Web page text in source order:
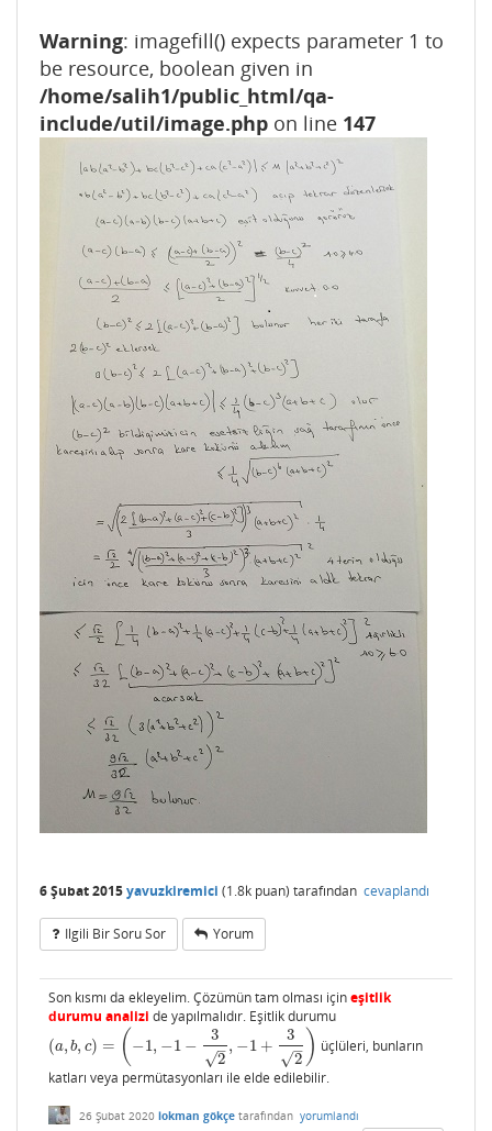
Warning: imagefill() expects parameter 1 to
be resource, boolean given in
/home/salih1/public_html/qa-
include/util/image.php on line 147
6 Şubat 2015yavuzkiremici (1.8k puan) tarafından cevaplandı
Ilgili Bir Soru Sor Yorum
Son kısmı da ekleyelim. Çözümün tam olması içineşitlik
durumu analizi de yapılmalıdır. Eşitlik durumu
(a, b, c) = ( −1, −1 −
3
2
–
√
, −1 +
3
2
–
√ )
(a,b,c )=( −1, −1 −32, −1+ 32
üçlüleri, bunların
katları veya permütasyonları ile elde edilebilir.
26 Şubat 2020 lokman gökçe tarafından yorumlandı